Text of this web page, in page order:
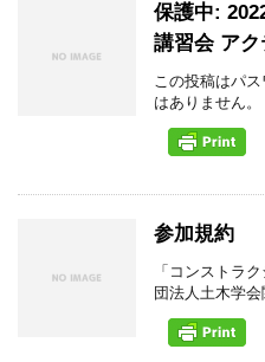
保護中:
講習会 ア
この投稿はパ
はありません。
参加規約
「コンストラ
団法人土木学